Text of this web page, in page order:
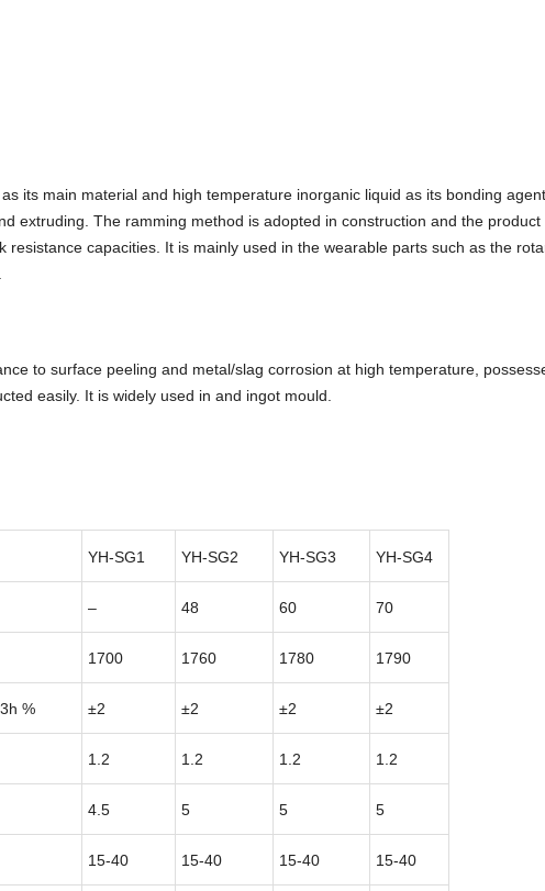
its main material and high temperature inorganic liquid as its bonding
extruding. The ramming method is adopted in construction and the product
resistance capacities. It is mainly used in the wearable parts such as the
to surface peeling and metal/slag corrosion at high temperature,
easily. It is widely used in and ingot mould.
YH-SG1 YH-SG2 YH-SG3 YH-SG4
– 48 60 70
1700 1760 1780 1790
% ±2 ±2 ±2 ±2
1.2 1.2 1.2 1.2
4.5 5 5 5
15-40 15-40 15-40 15-40